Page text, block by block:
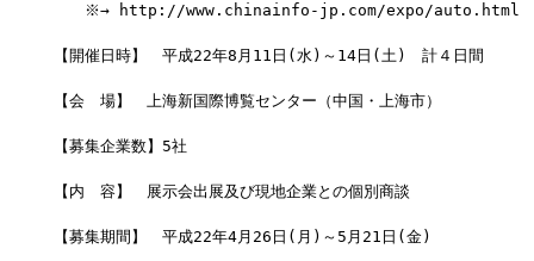
※→ http://www.chinainfo-jp.com/expo/auto.html
【開催日時】　平成22年8月11日(水)～14日(土)　計４日間
【会　場】　上海新国際博覧センター（中国・上海市）
【募集企業数】5社
【内　容】　展示会出展及び現地企業との個別商談
【募集期間】　平成22年4月26日(月)～5月21日(金)